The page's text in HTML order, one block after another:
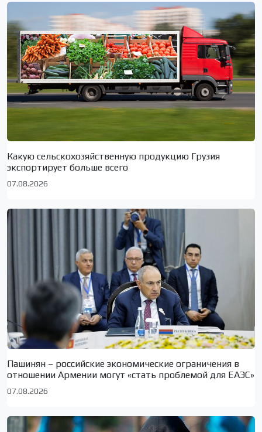
Какую сельскохозяйственную продукцию Грузия
экспортирует больше всего
07.08.2026
Пашинян – российские экономические ограничения в
отношении Армении могут «стать проблемой для ЕАЭС»
07.08.2026